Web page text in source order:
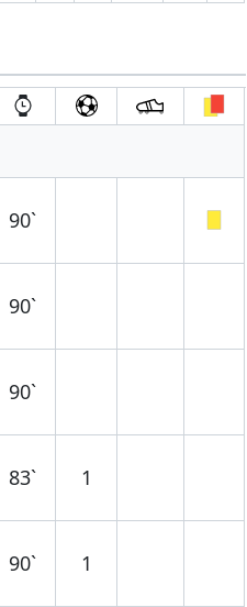
90`
90`
90`
83` 1
90` 1